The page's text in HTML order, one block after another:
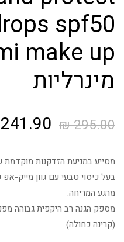
spf50
מינרליות
295.00
₪ המחיר
המקורי
היה:
295.00 ₪.
241.90
מסייע במניעת הזדקנות
בעל כיסוי טבעי עם גוון מייק-
מרגע המריחה.
מספק הגנה רב היקפית גבוהה
(קרינה כחולה).